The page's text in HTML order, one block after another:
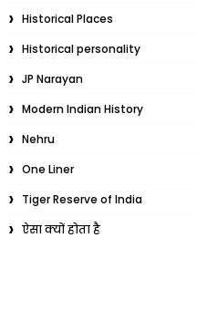
Historical Places
Historical personality
JP Narayan
Modern Indian History
Nehru
One Liner
Tiger Reserve of India
ऐसा क्यों होता है